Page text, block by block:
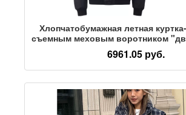
Хлопчатобумажная летная
съемным меховым воротником
открытыми плечами "Останься
6961.05 руб.